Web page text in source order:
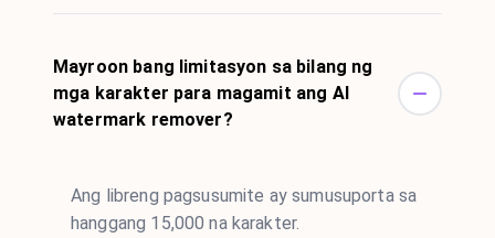
Mayroon bang limitasyon sa bilang ng
mga karakter para magamit ang AI
watermark remover?
Ang libreng pagsusumite ay sumusuporta sa
hanggang 15,000 na karakter.